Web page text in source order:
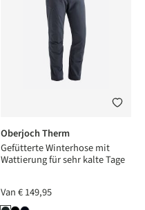
Oberjoch Therm
Gefütterte Winterhose mit
Wattierung für sehr kalte Tage
Van€ 149,95